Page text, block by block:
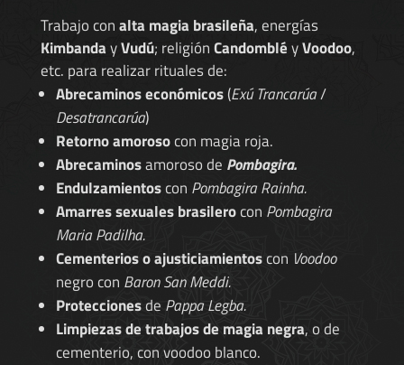
Trabajo conalta magia brasileña, energías
KimbandayVudú; religiónCandombléyVoodoo,
etc. para realizar rituales de:
Abrecaminos económicos(Exú Trancarúa/
Desatrancarúa)
Retorno amorosocon magia roja.
Abrecaminosamoroso de Pombagira.
Endulzamientoscon Pombagira Rainha.
Amarres sexuales brasilerocon Pombagira
Maria Padilha.
Cementerios o ajusticiamientoscon Voodoo
negro con Baron San Meddi.
Proteccionesde Pappa Legba.
Limpiezas de trabajos de magia negra, o de
cementerio, con voodoo blanco.